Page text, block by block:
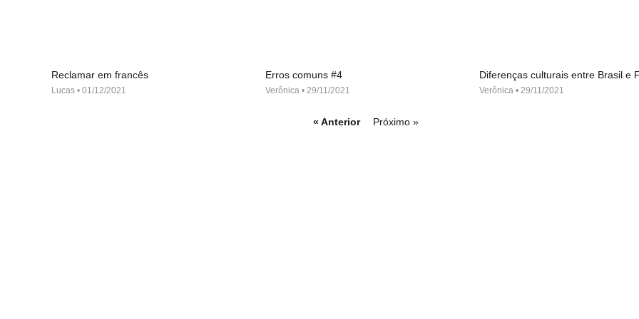
Reclamar em francês
Lucas 01/12/2021
Erros comuns #4
Verônica 29/11/2021
Diferenças culturais entre Brasil e
Verônica 29/11/2021
« Anterior Próximo »